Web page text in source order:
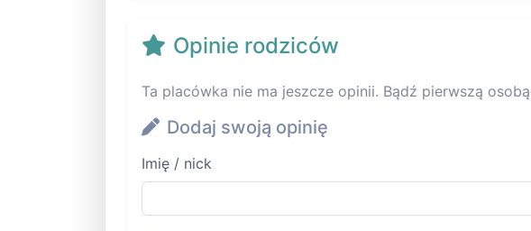
Opinie rodziców
Ta placówka nie ma jeszcze opinii. Bądź pierwszą
Dodaj swoją opinię
Imię / nick